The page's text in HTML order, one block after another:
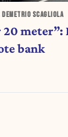
DEMETRIO SCAGLIOLA
meter”:
bank